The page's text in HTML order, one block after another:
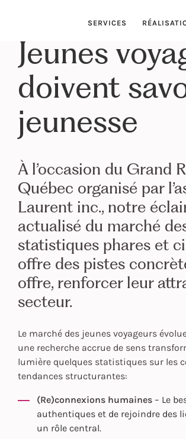
SERVICES
Jeunes
doivent
jeunesse
À l’occasion du Grand
Québec organisé par
Laurent inc., notre
actualisé du marché
statistiques phares et
offre des pistes
offre, renforcer leur
secteur.
Le marché des jeunes voyageurs
une recherche accrue de sens
lumière quelques statistiques sur les
tendances structurantes:
(Re)connexions humaines – Le
authentiques et de rejoindre des
un rôle central.